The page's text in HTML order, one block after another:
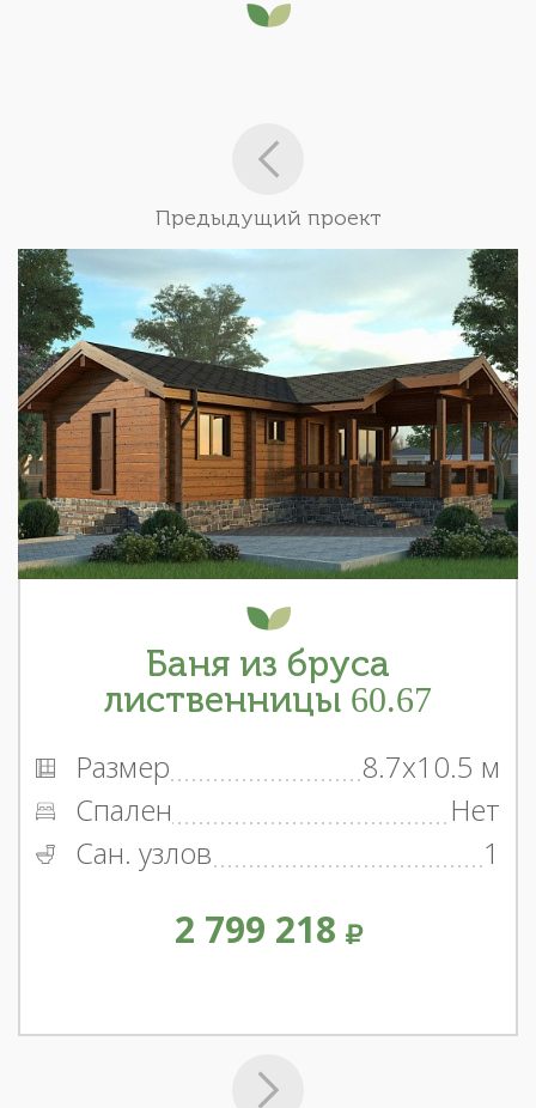
Предыдущий проект
Баня из бруса
лиственницы 60.67
Размер
8.7x10.5 м
Спален
Нет
Сан. узлов
1
2 799 218